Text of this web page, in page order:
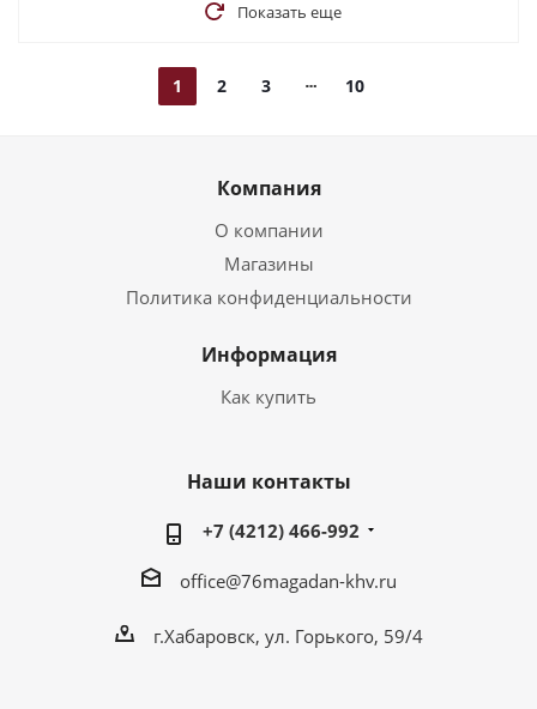
Показать еще
1 2 3 10
Компания
О компании
Магазины
Политика конфиденциальности
Информация
Как купить
Наши контакты
+7 (4212) 466-992
office@76magadan-khv.ru
г.Хабаровск, ул. Горького, 59/4